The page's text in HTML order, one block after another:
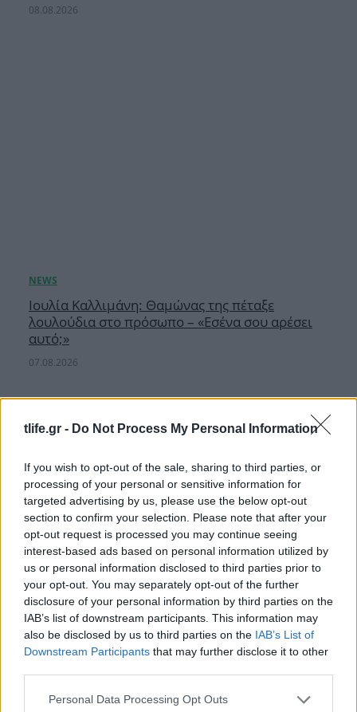
tlife.gr - Do Not Process My Personal Information
If you wish to opt-out of the sale, sharing to third parties, or
processing of your personal or sensitive information for
targeted advertising by us, please use the below opt-out
section to confirm your selection. Please note that after your
opt-out request is processed you may continue seeing
interest-based ads based on personal information utilized by
us or personal information disclosed to third parties prior to
your opt-out. You may separately opt-out of the further
disclosure of your personal information by third parties on the
IAB’s list of downstream participants. This information may
also be disclosed by us to third parties on the IAB’s List of
Downstream Participants that may further disclose it to other
Please note that this website/app uses one or more Google
Personal Data Processing Opt Outs
08.08.2026
Ιουλία Καλλιμάνη: Θαμώνας της πέταξε
λουλούδια στο πρόσωπο – «Εσένα σου αρέσει
αυτό;»
07.08.2026
Γιάννης Τσιμιτσέλης: Οι σπάνιες φωτογραφίες
με τον αδελφό του, Λάμπρο και οι ευχές για τα
γενέθλιά του